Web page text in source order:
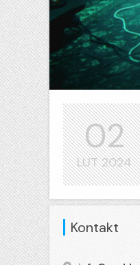
02
LUT2024
Kontakt